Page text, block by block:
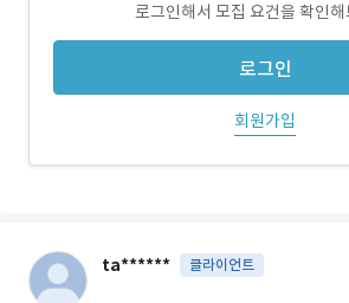
로그인해서 모집 요건을 확인해
로그인
회원가입
ta****** 클라이언트